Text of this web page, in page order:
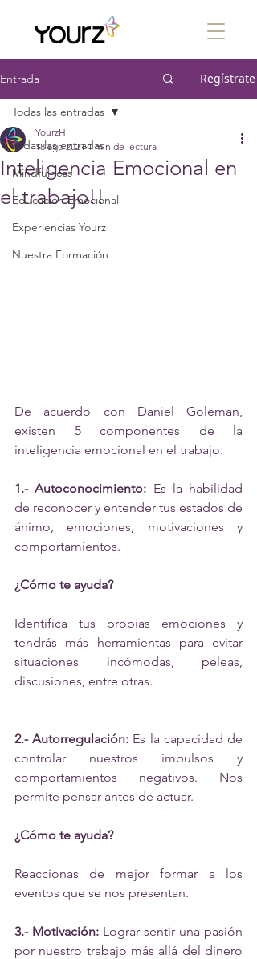
Entrada Regístrate
Todas las entradas
Mindfulness
Educación Emocional
Experiencias Yourz
Nuestra Formación
Todas las entradas
Inteligencia Emocional en
el trabajo!!
YourzH
18 ago 2021 1 min de lectura
De acuerdo con Daniel Goleman,
existen 5 componentes de la
inteligencia emocional en el trabajo:
1.- Autoconocimiento: Es la habilidad
de reconocer y entender tus estados de
ánimo, emociones, motivaciones y
comportamientos.
¿Cómo te ayuda?
Identifica tus propias emociones y
tendrás más herramientas para evitar
situaciones incómodas, peleas,
discusiones, entre otras.
2.- Autorregulación: Es la capacidad de
controlar nuestros impulsos y
comportamientos negativos. Nos
permite pensar antes de actuar.
¿Cómo te ayuda?
Reaccionas de mejor formar a los
eventos que se nos presentan.
3.- Motivación: Lograr sentir una pasión
por nuestro trabajo más allá del dinero